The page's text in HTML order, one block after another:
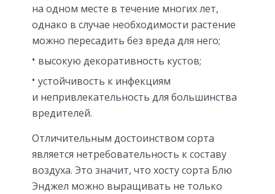
на одном месте в течение многих лет,
однако в случае необходимости растение
можно пересадить без вреда для него;
высокую декоративность кустов;
устойчивость к инфекциям
и непривлекательность для большинства
вредителей.
Отличительным достоинством сорта
является нетребовательность к составу
воздуха. Это значит, что хосту сорта Блю
Энджел можно выращивать не только